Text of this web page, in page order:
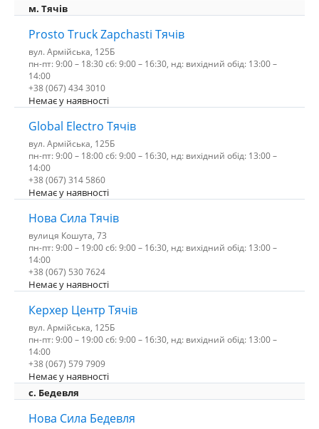
м. Тячів
Prosto Truck Zapchasti Тячів
вул. Армійська, 125Б
пн-пт: 9:00 – 18:30 сб: 9:00 – 16:30, нд: вихідний обід: 13:00 –
14:00
+38 (067) 434 3010
Немає у наявності
Global Electro Тячів
вул. Армійська, 125Б
пн-пт: 9:00 – 18:00 сб: 9:00 – 16:30, нд: вихідний обід: 13:00 –
14:00
+38 (067) 314 5860
Немає у наявності
Нова Сила Тячів
вулиця Кошута, 73
пн-пт: 9:00 – 19:00 сб: 9:00 – 16:30, нд: вихідний обід: 13:00 –
14:00
+38 (067) 530 7624
Немає у наявності
Керхер Центр Тячів
вул. Армійська, 125Б
пн-пт: 9:00 – 19:00 сб: 9:00 – 16:30, нд: вихідний обід: 13:00 –
14:00
+38 (067) 579 7909
Немає у наявності
c. Бедевля
Нова Сила Бедевля